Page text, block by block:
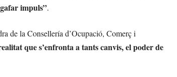
impuls”.
de la Consellería d’Ocupació, Comerç i
que s’enfronta a tants canvis, el poder de